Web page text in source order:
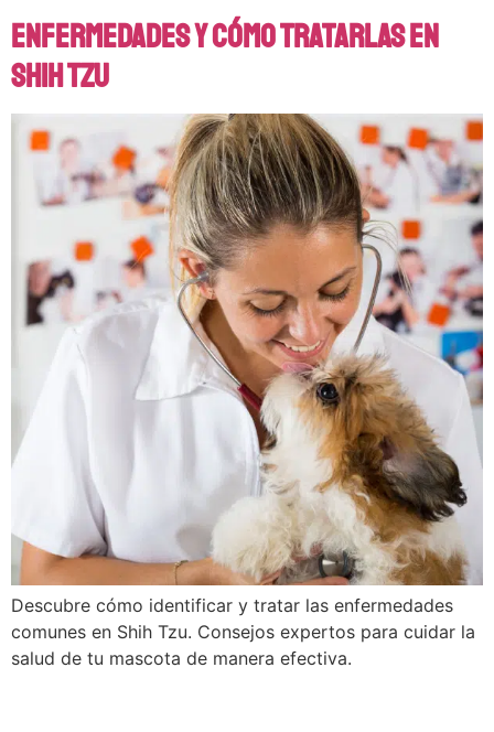
Enfermedades y cómo tratarlas en
Shih Tzu
Descubre cómo identificar y tratar las enfermedades
comunes en Shih Tzu. Consejos expertos para cuidar la
salud de tu mascota de manera efectiva.